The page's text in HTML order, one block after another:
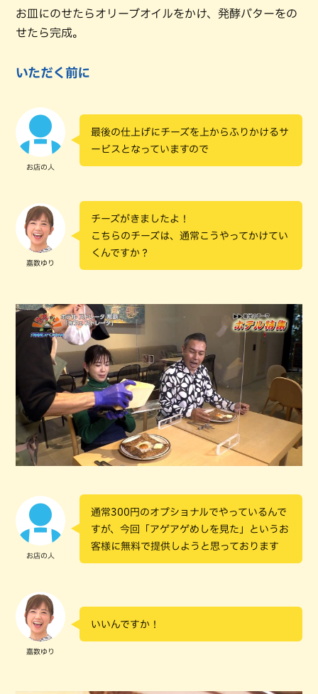
お皿にのせたらオリーブオイルをかけ、発酵バターをの
せたら完成。
いただく前に
お店の人
最後の仕上げにチーズを上からふりかけるサ
ービスとなっていますので
嘉数ゆり
チーズがきましたよ！
こちらのチーズは、通常こうやってかけてい
くんですか？
お店の人
通常300円のオプショナルでやっているんで
すが、今回「アゲアゲめしを見た」というお
客様に無料で提供しようと思っております
嘉数ゆり
いいんですか！